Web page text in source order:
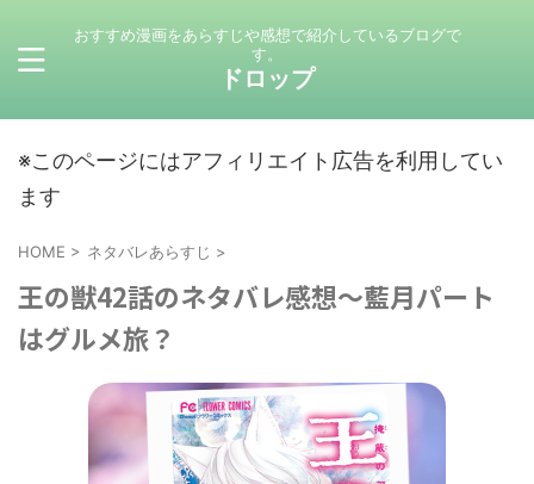
おすすめ漫画をあらすじや感想で紹介しているブログで
す。
ドロップ
※このページにはアフィリエイト広告を利用してい
ます
HOME > ネタバレあらすじ >
王の獣42話のネタバレ感想～藍月パート
はグルメ旅？